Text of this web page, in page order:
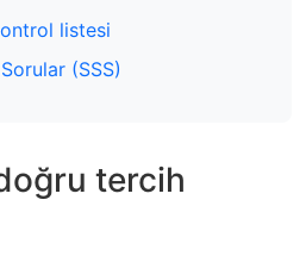
listesi
(SSS)
tercih